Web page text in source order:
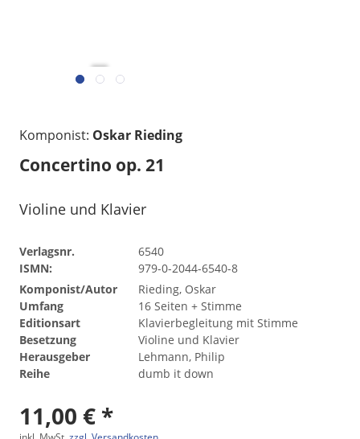
Komponist: Oskar Rieding
Concertino op. 21
Violine und Klavier
Verlagsnr.
6540
ISMN:
979-0-2044-6540-8
Komponist/Autor
Rieding, Oskar
Umfang
16 Seiten + Stimme
Editionsart
Klavierbegleitung mit Stimme
Besetzung
Violine und Klavier
Herausgeber
Lehmann, Philip
Reihe
dumb it down
11,00 € *